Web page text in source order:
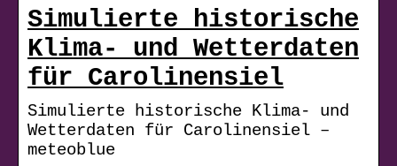
Simulierte historische
Klima- und Wetterdaten
für Carolinensiel
Simulierte historische Klima- und
Wetterdaten für Carolinensiel –
meteoblue